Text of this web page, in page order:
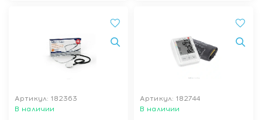
Артикул: 182363
В наличии
Артикул: 182744
В наличии